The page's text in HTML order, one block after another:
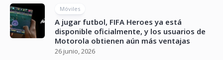
Móviles
A jugar futbol, FIFA Heroes ya está
disponible oficialmente, y los usuarios de
Motorola obtienen aún más ventajas
26 junio, 2026